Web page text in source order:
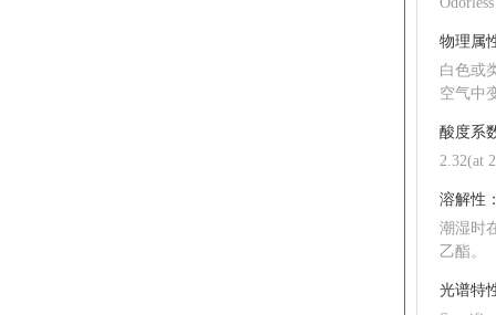
物理属
白色或
空气中
酸度系
2.32(at
溶解性
潮湿时
乙酯。
光谱特